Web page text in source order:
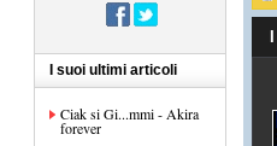
I suoi ultimi articoli
Ciak si Gi...mmi - Akira
forever